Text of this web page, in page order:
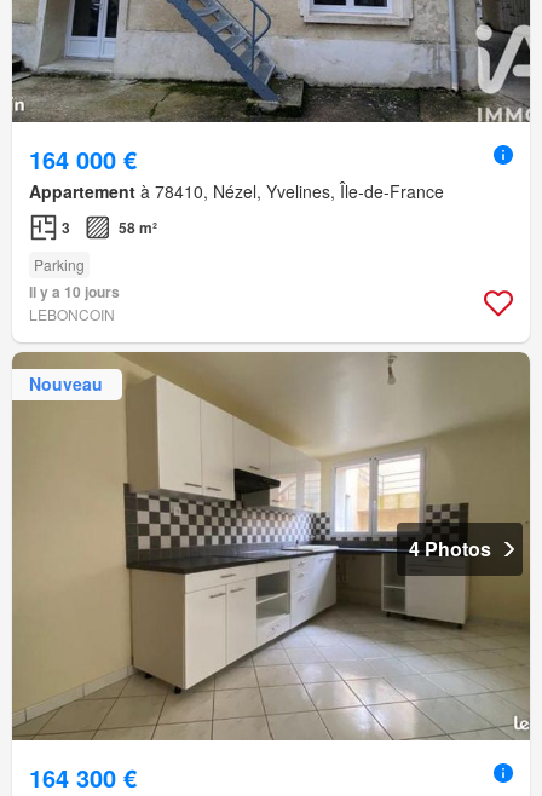
164 000 €
Appartement à 78410, Nézel, Yvelines, Île-de-France
3 58 m²
Parking
Il y a 10 jours
LEBONCOIN
Nouveau
4 Photos
164 300 €